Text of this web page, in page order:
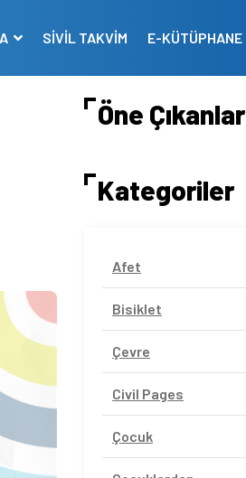
SİVİL TAKVİM E-KÜTÜPHANE
Öne Çıkanlar
Kategoriler
Afet
Bisiklet
Çevre
Civil Pages
Çocuk